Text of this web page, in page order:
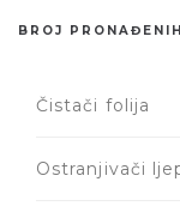
BROJ
Čistači folija
Ostranjivači